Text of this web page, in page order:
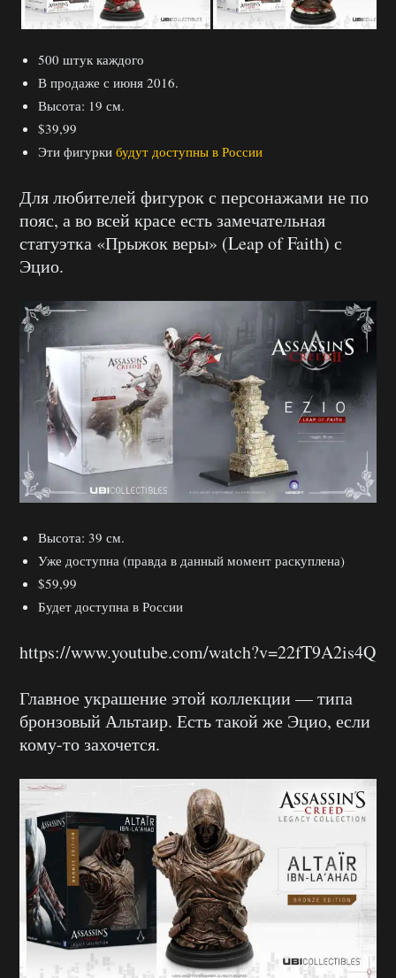
500 штук каждого
В продаже с июня 2016.
Высота: 19 см.
$39,99
Эти фигурки будут доступны в России
Для любителей фигурок с персонажами не по
пояс, а во всей красе есть замечательная
статуэтка «Прыжок веры» (Leap of Faith) с
Эцио.
Высота: 39 см.
Уже доступна (правда в данный момент раскуплена)
$59,99
Будет доступна в России
https://www.youtube.com/watch?v=22fT9A2is4Q
Главное украшение этой коллекции — типа
бронзовый Альтаир. Есть такой же Эцио, если
кому-то захочется.